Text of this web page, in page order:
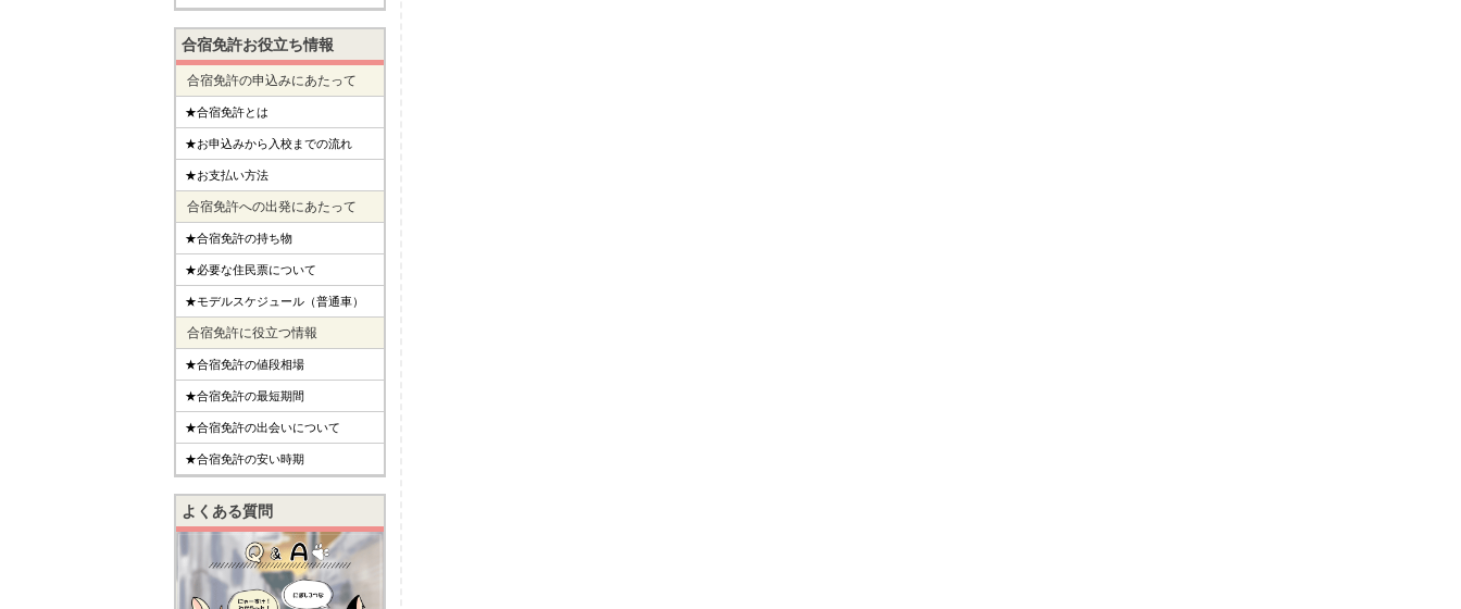
合宿免許お役立ち情報
合宿免許の申込みにあたって
★合宿免許とは
★お申込みから入校までの流れ
★お支払い方法
合宿免許への出発にあたって
★合宿免許の持ち物
★必要な住民票について
★モデルスケジュール（普通車）
合宿免許に役立つ情報
★合宿免許の値段相場
★合宿免許の最短期間
★合宿免許の出会いについて
★合宿免許の安い時期
よくある質問